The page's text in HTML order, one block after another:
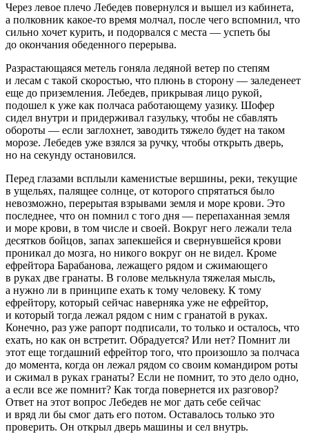
Через левое плечо Лебедев повернулся и вышел из кабинета,
а полковник какое-то время молчал, после чего вспомнил, что
сильно хочет курить, и подорвался с места — успеть бы
до окончания обеденного перерыва.
Разрастающаяся метель гоняла ледяной ветер по степям
и лесам с такой скоростью, что плюнь в сторону — заледенеет
еще до приземления. Лебедев, прикрывая лицо рукой,
подошел к уже как полчаса работающему уазику. Шофер
сидел внутри и придерживал газульку, чтобы не сбавлять
обороты — если заглохнет, заводить тяжело будет на таком
морозе. Лебедев уже взялся за ручку, чтобы открыть дверь,
но на секунду остановился.
Перед глазами всплыли каменистые вершины, реки, текущие
в ущельях, палящее солнце, от которого спрятаться было
невозможно, перерытая взрывами земля и море крови. Это
последнее, что он помнил с того дня — перепаханная земля
и море крови, в том числе и своей. Вокруг него лежали тела
десятков бойцов, запах запекшейся и свернувшейся крови
проникал до мозга, но никого вокруг он не видел. Кроме
ефрейтора Барабанова, лежащего рядом и сжимающего
в руках две гранаты. В голове мелькнула тяжелая мысль,
а нужно ли в принципе ехать к тому человеку. К тому
ефрейтору, который сейчас наверняка уже не ефрейтор,
и который тогда лежал рядом с ним с гранатой в руках.
Конечно, раз уже рапорт подписали, то только и осталось, что
ехать, но как он встретит. Обрадуется? Или нет? Помнит ли
этот еще тогдашний ефрейтор того, что произошло за полчаса
до момента, когда он лежал рядом со своим командиром роты
и сжимал в руках гранаты? Если не помнит, то это дело одно,
а если все же помнит? Как тогда повернется их разговор?
Ответ на этот вопрос Лебедев не мог дать себе сейчас
и вряд ли бы смог дать его потом. Оставалось только это
проверить. Он открыл дверь машины и сел внутрь.